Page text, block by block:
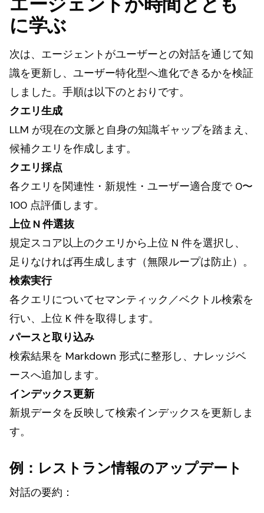
に学ぶ
次は、エージェントがユーザーとの対話を通じて知
識を更新し、ユーザー特化型へ進化できるかを検証
しました。手順は以下のとおりです。
クエリ生成
LLM が現在の文脈と自身の知識ギャップを踏まえ、
候補クエリを作成します。
クエリ採点
各クエリを関連性・新規性・ユーザー適合度で 0〜
100 点評価します。
上位 N 件選抜
規定スコア以上のクエリから上位 N 件を選択し、
足りなければ再生成します（無限ループは防止）。
検索実行
各クエリについてセマンティック／ベクトル検索を
行い、上位 K 件を取得します。
パースと取り込み
検索結果を Markdown 形式に整形し、ナレッジベ
ースへ追加します。
インデックス更新
新規データを反映して検索インデックスを更新しま
す。
例：レストラン情報のアップデート
対話の要約：